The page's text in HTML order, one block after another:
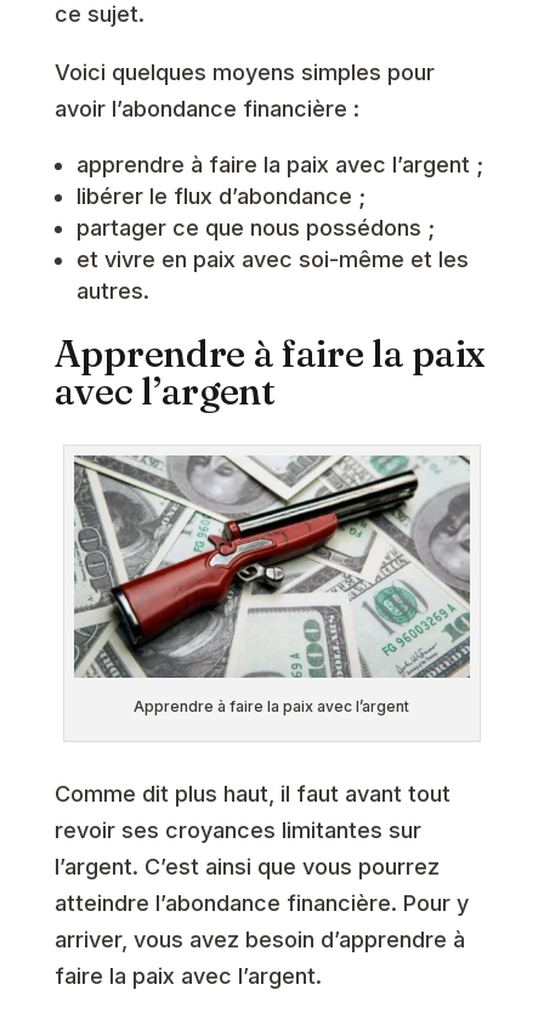
ce sujet.
Voici quelques moyens simples pour
avoir l’abondance financière :
apprendre à faire la paix avec l’argent ;
libérer le flux d’abondance ;
partager ce que nous possédons ;
et vivre en paix avec soi-même et les
autres.
Apprendre à faire la paix
avec l’argent
Apprendre à faire la paix avec l’argent
Comme dit plus haut, il faut avant tout
revoir ses croyances limitantes sur
l’argent. C’est ainsi que vous pourrez
atteindre l’abondance financière. Pour y
arriver, vous avez besoin d’apprendre à
faire la paix avec l’argent.